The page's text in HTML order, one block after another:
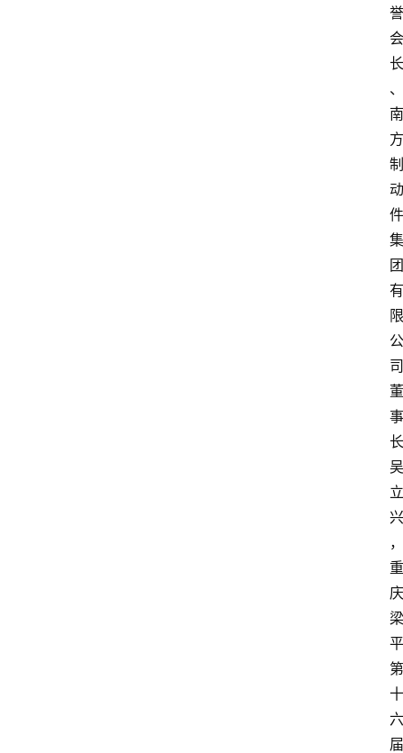
誉
会
长
、
南
方
制
动
件
集
团
有
限
公
司
董
事
长
吴
立
兴
，
重
庆
梁
平
第
十
六
届